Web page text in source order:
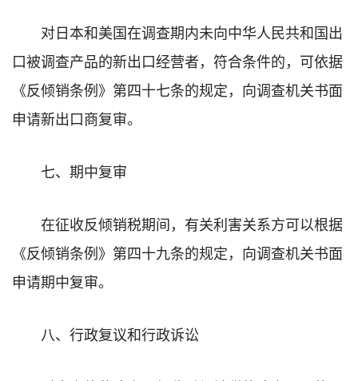
对日本和美国在调查期内未向中华人民共和国出
口被调查产品的新出口经营者，符合条件的，可依据
《反倾销条例》第四十七条的规定，向调查机关书面
申请新出口商复审。
七、期中复审
在征收反倾销税期间，有关利害关系方可以根据
《反倾销条例》第四十九条的规定，向调查机关书面
申请期中复审。
八、行政复议和行政诉讼